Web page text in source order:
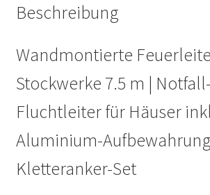
Beschreibung
Wandmontierte
Stockwerke 7.5 m | Notfall-
Fluchtleiter für Häuser
Aluminium-
Kletteranker-Set